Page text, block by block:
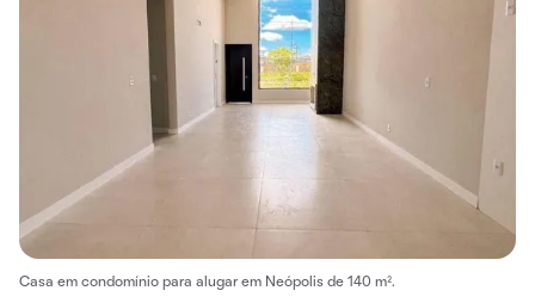
Casa em condomínio para alugar em Neópolis de 140 m².